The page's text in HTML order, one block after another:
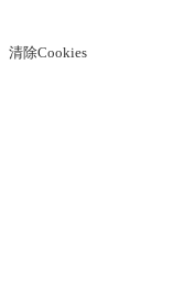
清除Cookies